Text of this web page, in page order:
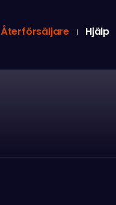
Återförsäljare Hjälp